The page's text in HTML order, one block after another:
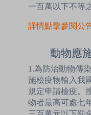
一百萬以下不等
詳情點擊參閱公
動物應
1.為防治動物傳
施檢疫物輸入我
規定申請檢疫。
物者最高可處七